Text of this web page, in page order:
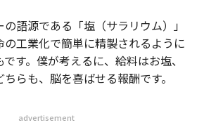
語源である「塩（サラリウム）」
工業化で簡単に精製されるように
す。僕が考えるに、給料はお塩、
らも、脳を喜ばせる報酬です。
advertisement